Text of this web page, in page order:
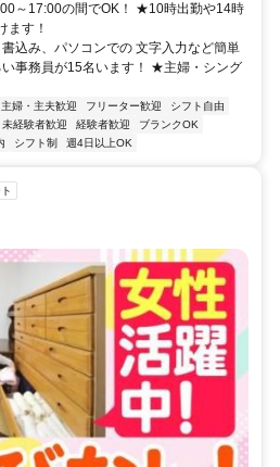
～17:00の間でOK！ ★10時出勤や14時
ます！
込み、パソコンでの 文字入力など簡単
事務員が15名います！ ★主婦・シング
主婦・主夫歓迎 フリーター歓迎
シフト自由
未経験者歓迎 経験者歓迎
ブランクOK
シフト制 週4日以上OK